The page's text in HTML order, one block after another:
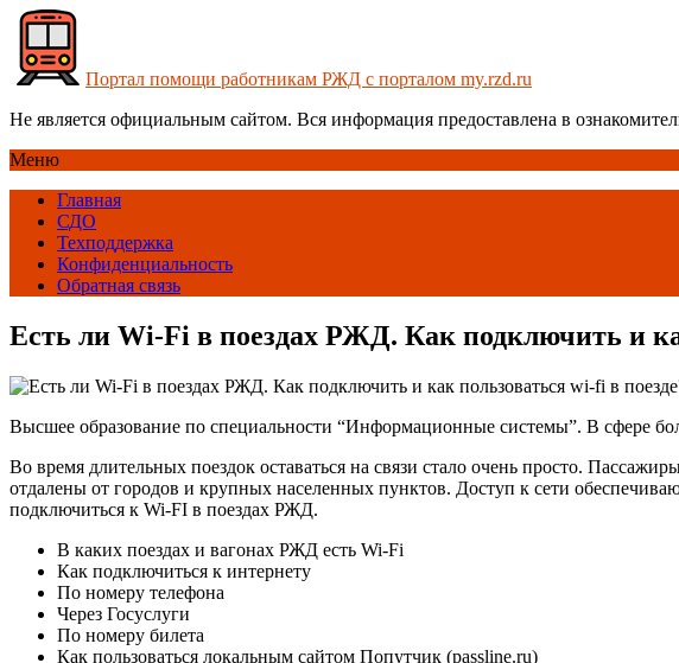
Портал помощи работникам РЖД с порталом my.rzd.ru
Не является официальным сайтом. Вся информация предоставлена в
Меню
Главная
СДО
Техподдержка
Конфиденциальность
Обратная связь
Есть ли Wi-Fi в поездах РЖД. Как подключить и
Высшее образование по специальности “Информационные системы”. В сфере
Во время длительных поездок оставаться на связи стало очень просто.
отдалены от городов и крупных населенных пунктов. Доступ к сети
подключиться к Wi-FI в поездах РЖД.
В каких поездах и вагонах РЖД есть Wi-Fi
Как подключиться к интернету
По номеру телефона
Через Госуслуги
По номеру билета
Как пользоваться локальным сайтом Попутчик (passline.ru)